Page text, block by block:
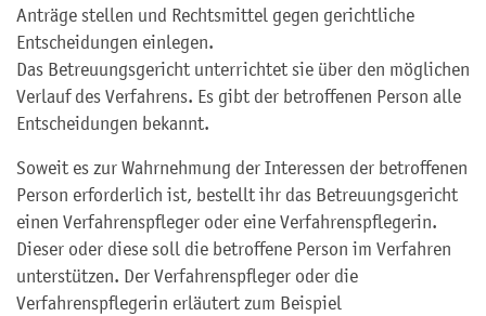
Anträge stellen und Rechtsmittel gegen gerichtliche
Entscheidungen einlegen.
Das Betreuungsgericht unterrichtet sie über den möglichen
Verlauf des Verfahrens. Es gibt der betroffenen Person alle
Entscheidungen bekannt.
Soweit es zur Wahrnehmung der Interessen der betroffenen
Person erforderlich ist, bestellt ihr das Betreuungsgericht
einen Verfahrenspfleger oder eine Verfahrenspflegerin.
Dieser oder diese soll die betroffene Person im Verfahren
unterstützen. Der Verfahrenspfleger oder die
Verfahrenspflegerin erläutert zum Beispiel